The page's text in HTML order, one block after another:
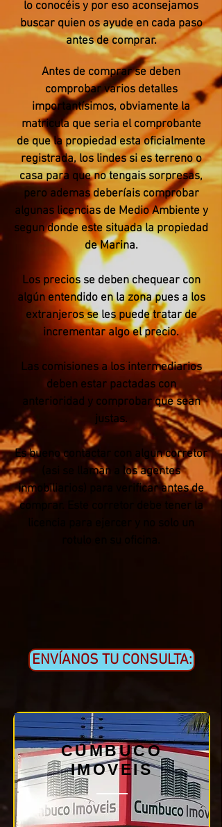
lo conocéis y por eso aconsejamos
buscar quien os ayude en cada paso
antes de comprar.
Antes de comprar se deben
comprobar varios detalles
importantísimos, obviamente la
matricula que seria el comprobante
de que la propiedad esta oficialmente
registrada, los lindes si es terreno o
casa para que no tengais sorpresas,
pero ademas deberíais comprobar
algunas licencias de Medio Ambiente y
segun donde este situada la propiedad
de Marina.
Los precios se deben chequear con
algún entendido en la zona pues a los
extranjeros se les puede tratar de
incrementar algo el precio.
Las comisiones a los intermediarios
deben estar pactadas con
anterioridad y comprobar que sean
justas.
Es bueno contactar con algun corretor
(asi se llaman a los agentes
inmobiliarios) para verificar antes de
comprar. Este corretor debe tener la
licencia para ejercer y no solo un
ENVÍANOS TU CONSULTA:
CUMBUCO
IMOVEIS